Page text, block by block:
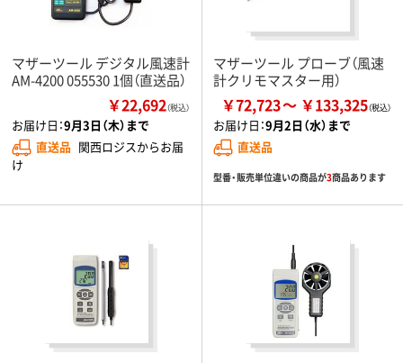
マザーツール デジタル風速計
AM-4200 055530 1個（直送品）
￥22,692（税込）
お届け日：9月3日（木）まで
直送品 関西ロジスからお届
け
マザーツール プローブ（風速
計クリモマスター用）
￥72,723 ￥133,325
お届け日：9月2日（水）まで
直送品
型番・販売単位違いの商品が3商品あります